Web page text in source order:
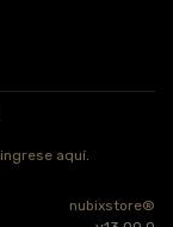
ingrese aquí.
nubixstore®